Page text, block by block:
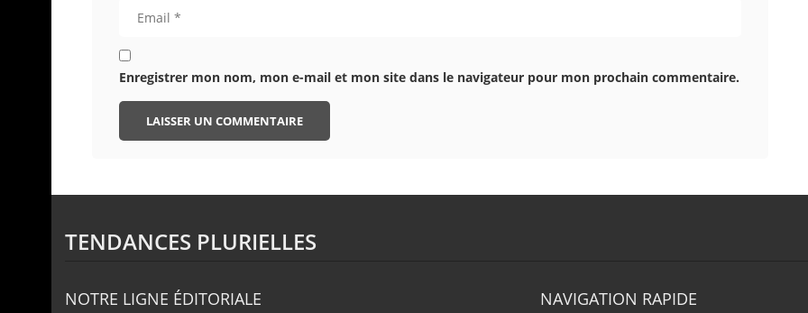
Enregistrer mon nom, mon e-mail et mon site dans le navigateur pour mon prochain commentaire.
TENDANCES PLURIELLES
NOTRE LIGNE ÉDITORIALE NAVIGATION RAPIDE